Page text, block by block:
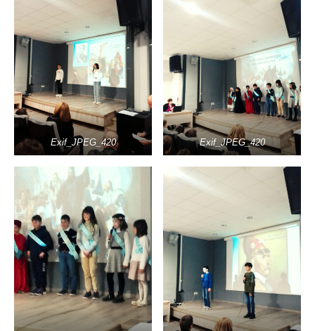
Exif_JPEG_420 Exif_JPEG_420